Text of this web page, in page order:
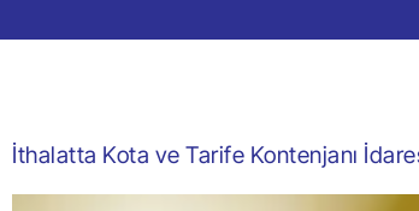
İthalatta Kota ve Tarife Kontenjanı